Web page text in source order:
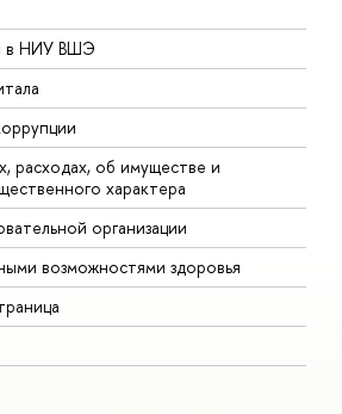
в НИУ ВШЭ
расходах, об имуществе и
характера
организации
возможностями здоровья